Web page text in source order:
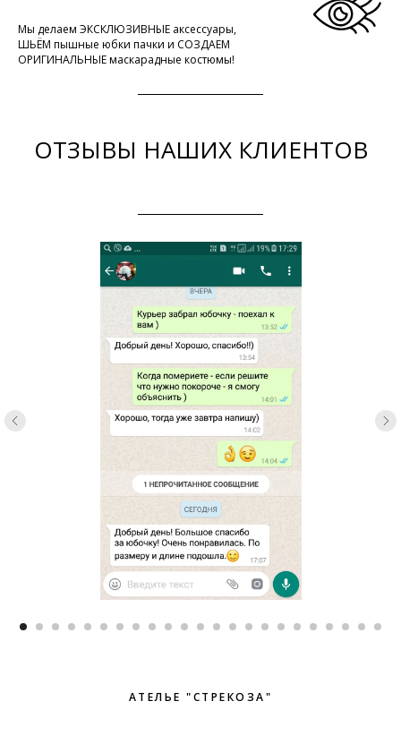
Мы делаем ЭКСКЛЮЗИВНЫЕ аксессуары,
ШЬЁМ пышные юбки пачки и СОЗДАЕМ
ОРИГИНАЛЬНЫЕ маскарадные костюмы!
ОТЗЫВЫ НАШИХ КЛИЕНТОВ
АТЕЛЬЕ "СТРЕКОЗА"